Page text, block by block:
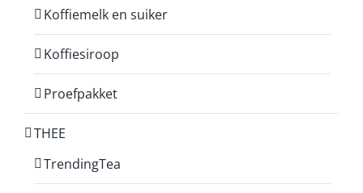
Koffiemelk en suiker
Koffiesiroop
Proefpakket
THEE
TrendingTea